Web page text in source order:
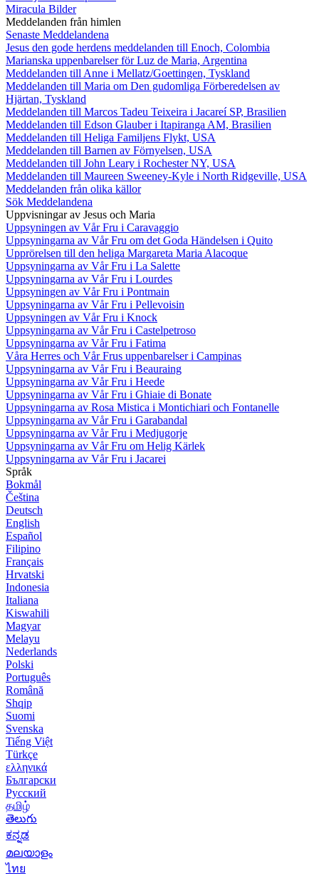
Miracula Bilder
Meddelanden från himlen
Senaste Meddelandena
Jesus den gode herdens meddelanden till Enoch, Colombia
Marianska uppenbarelser för Luz de Maria, Argentina
Meddelanden till Anne i Mellatz/Goettingen, Tyskland
Meddelanden till Maria om Den gudomliga Förberedelsen av
Hjärtan, Tyskland
Meddelanden till Marcos Tadeu Teixeira i Jacareí SP, Brasilien
Meddelanden till Edson Glauber i Itapiranga AM, Brasilien
Meddelanden till Heliga Familjens Flykt, USA
Meddelanden till Barnen av Förnyelsen, USA
Meddelanden till John Leary i Rochester NY, USA
Meddelanden till Maureen Sweeney-Kyle i North Ridgeville, USA
Meddelanden från olika källor
Sök Meddelandena
Uppvisningar av Jesus och Maria
Uppsyningen av Vår Fru i Caravaggio
Uppsyningarna av Vår Fru om det Goda Händelsen i Quito
Upprörelsen till den heliga Margareta Maria Alacoque
Uppsyningarna av Vår Fru i La Salette
Uppsyningarna av Vår Fru i Lourdes
Uppsyningen av Vår Fru i Pontmain
Uppsyningarna av Vår Fru i Pellevoisin
Uppsyningen av Vår Fru i Knock
Uppsyningarna av Vår Fru i Castelpetroso
Uppsyningarna av Vår Fru i Fatima
Våra Herres och Vår Frus uppenbarelser i Campinas
Uppsyningarna av Vår Fru i Beauraing
Uppsyningarna av Vår Fru i Heede
Uppsyningarna av Vår Fru i Ghiaie di Bonate
Uppsyningarna av Rosa Mistica i Montichiari och Fontanelle
Uppsyningarna av Vår Fru i Garabandal
Uppsyningarna av Vår Fru i Medjugorje
Uppsyningarna av Vår Fru om Helig Kärlek
Uppsyningarna av Vår Fru i Jacarei
Språk
Bokmål
Čeština
Deutsch
English
Español
Filipino
Français
Hrvatski
Indonesia
Italiana
Kiswahili
Magyar
Melayu
Nederlands
Polski
Português
Română
Shqip
Suomi
Svenska
Tiếng Việt
Türkçe
ελληνικά
Български
Русский
தமிழ்
తెలుగు
ಕನ್ನಡ
മലയാളം
ไทย